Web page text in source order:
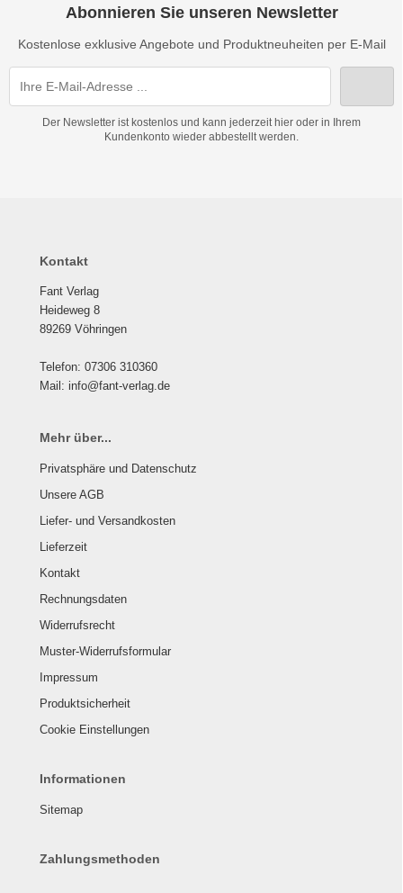
Abonnieren Sie unseren Newsletter
Kostenlose exklusive Angebote und Produktneuheiten per E-Mail
Der Newsletter ist kostenlos und kann jederzeit hier oder in Ihrem
Kundenkonto wieder abbestellt werden.
Kontakt
Fant Verlag
Heideweg 8
89269 Vöhringen
Telefon: 07306 310360
Mail: info@fant-verlag.de
Mehr über...
Privatsphäre und Datenschutz
Unsere AGB
Liefer- und Versandkosten
Lieferzeit
Kontakt
Rechnungsdaten
Widerrufsrecht
Muster-Widerrufsformular
Impressum
Produktsicherheit
Cookie Einstellungen
Informationen
Sitemap
Zahlungsmethoden